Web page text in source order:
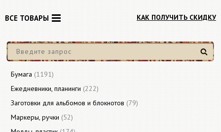
КАК ПОЛУЧИТЬ СКИДКУ
Найти
ВСЕ ТОВАРЫ
Бумага (1191)
Ежедневники, планинги (222)
Заготовки для альбомов и блокнотов (79)
Маркеры, ручки (52)